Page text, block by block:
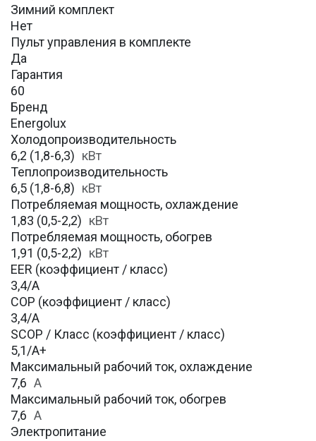
Зимний комплект
Нет
Пульт управления в комплекте
Да
Гарантия
60
Бренд
Energolux
Холодопроизводительность
6,2 (1,8-6,3) кВт
Теплопроизводительность
6,5 (1,8-6,8) кВт
Потребляемая мощность, охлаждение
1,83 (0,5-2,2) кВт
Потребляемая мощность, обогрев
1,91 (0,5-2,2) кВт
EER (коэффициент / класс)
3,4/A
COP (коэффициент / класс)
3,4/A
SCOP / Класс (коэффициент / класс)
5,1/A+
Максимальный рабочий ток, охлаждение
7,6 A
Максимальный рабочий ток, обогрев
7,6 А
Электропитание